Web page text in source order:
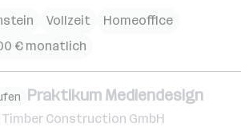
Vollzeit
Homeoffice
€ monatlich
Praktikum Mediendesign
Timber Construction GmbH